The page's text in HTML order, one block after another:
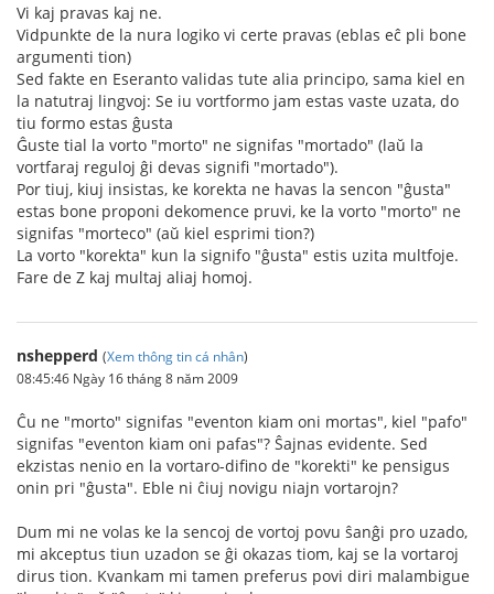
Vi kaj pravas kaj ne.
Vidpunkte de la nura logiko vi certe pravas (eblas eĉ pli bone
argumenti tion)
Sed fakte en Eseranto validas tute alia principo, sama kiel en
la natutraj lingvoj: Se iu vortformo jam estas vaste uzata, do
tiu formo estas ĝusta
Ĝuste tial la vorto "morto" ne signifas "mortado" (laŭ la
vortfaraj reguloj ĝi devas signifi "mortado").
Por tiuj, kiuj insistas, ke korekta ne havas la sencon "ĝusta"
estas bone proponi dekomence pruvi, ke la vorto "morto" ne
signifas "morteco" (aŭ kiel esprimi tion?)
La vorto "korekta" kun la signifo "ĝusta" estis uzita multfoje.
Fare de Z kaj multaj aliaj homoj.
nshepperd (Xem thông tin cá nhân)
08:45:46 Ngày 16 tháng 8 năm 2009
Ĉu ne "morto" signifas "eventon kiam oni mortas", kiel "pafo"
signifas "eventon kiam oni pafas"? Ŝajnas evidente. Sed
ekzistas nenio en la vortaro-difino de "korekti" ke pensigus
onin pri "ĝusta". Eble ni ĉiuj novigu niajn vortarojn?
Dum mi ne volas ke la sencoj de vortoj povu ŝanĝi pro uzado,
mi akceptus tiun uzadon se ĝi okazas tiom, kaj se la vortaroj
dirus tion. Kvankam mi tamen preferus povi diri malambigue